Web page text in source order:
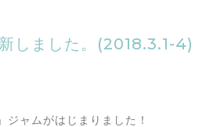
しました。(2018.3.1-4)
ャムがはじまりました！